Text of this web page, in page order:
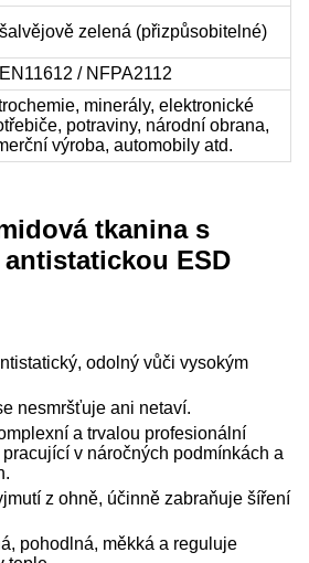
šalvějově zelená (přizpůsobitelné)
EN11612 / NFPA2112
minerály, elektronické
potraviny, národní obrana,
výroba, automobily atd.
tkanina s
ESD
odolný vůči vysokým
nesmršťuje ani netaví.
a trvalou profesionální
v náročných podmínkách a
z ohně, účinně zabraňuje šíření
pohodlná, měkká a reguluje